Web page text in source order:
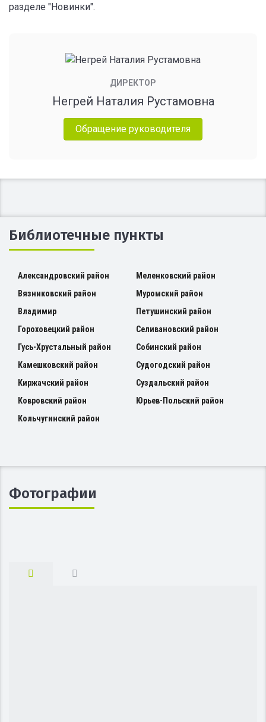
разделе "Новинки".
ДИРЕКТОР
Негрей Наталия Рустамовна
Обращение руководителя
Библиотечные пункты
Александровский район
Вязниковский район
Владимир
Гороховецкий район
Гусь-Хрустальный район
Камешковский район
Киржачский район
Ковровский район
Кольчугинский район
Меленковский район
Муромский район
Петушинский район
Селивановский район
Собинский район
Судогодский район
Суздальский район
Юрьев-Польский район
Фотографии